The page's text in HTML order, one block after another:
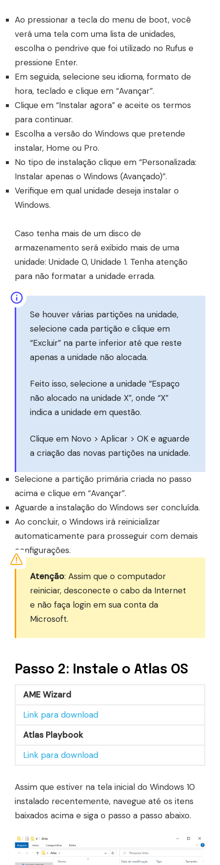
Ao pressionar a tecla do menu de boot, você
verá uma tela com uma lista de unidades,
escolha o pendrive que foi utilizado no Rufus e
pressione Enter.
Em seguida, selecione seu idioma, formato de
hora, teclado e clique em “Avançar”.
Clique em “Instalar agora” e aceite os termos
para continuar.
Escolha a versão do Windows que pretende
instalar, Home ou Pro.
No tipo de instalação clique em “Personalizada:
Instalar apenas o Windows (Avançado)”.
Verifique em qual unidade deseja instalar o
Windows.
Caso tenha mais de um disco de
armazenamento será exibido mais de uma
unidade: Unidade 0, Unidade 1. Tenha atenção
para não formatar a unidade errada.
Se houver várias partições na unidade,
selecione cada partição e clique em
“Excluir” na parte inferior até que reste
apenas a unidade não alocada.
Feito isso, selecione a unidade “Espaço
não alocado na unidade X”, onde “X”
indica a unidade em questão.
Clique em Novo > Aplicar > OK e aguarde
a criação das novas partições na unidade.
Selecione a partição primária criada no passo
acima e clique em “Avançar”.
Aguarde a instalação do Windows ser concluída.
Ao concluir, o Windows irá reinicializar
automaticamente para prosseguir com demais
configurações.
Atenção: Assim que o computador
reiniciar, desconecte o cabo da Internet
e não faça login em sua conta da
Microsoft.
Passo 2: Instale o Atlas OS
AME Wizard
Link para download
Atlas Playbook
Link para download
Assim que estiver na tela inicial do Windows 10
instalado recentemente, navegue até os itens
baixados acima e siga o passo a passo abaixo.